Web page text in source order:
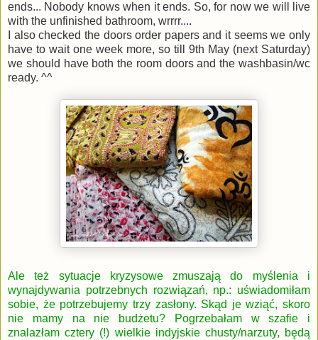
ends... Nobody knows when it ends. So, for now we will live
with the unfinished bathroom, wrrrr....
I also checked the doors order papers and it seems we only
have to wait one week more, so till 9th May (next Saturday)
we should have both the room doors and the washbasin/wc
ready. ^^
Ale też sytuacje kryzysowe zmuszają do myślenia i
wynajdywania potrzebnych rozwiązań, np.: uświadomiłam
sobie, że potrzebujemy trzy zasłony. Skąd je wziąć, skoro
nie mamy na nie budżetu? Pogrzebałam w szafie i
znalazłam cztery (!) wielkie indyjskie chusty/narzuty, będą